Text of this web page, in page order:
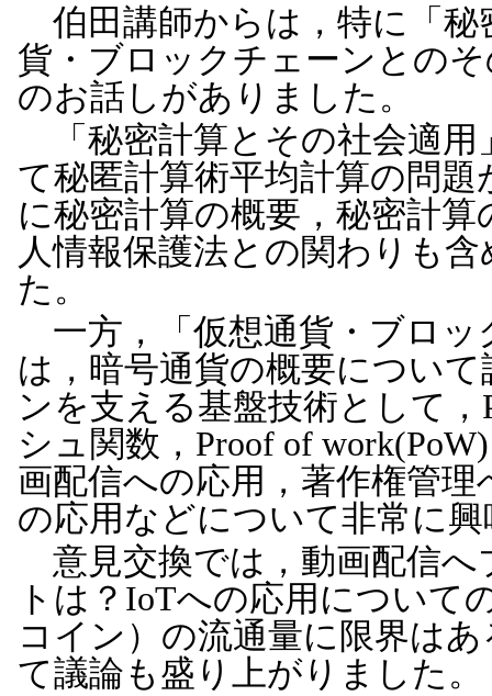
伯田講師からは，特に「秘
貨・ブロックチェーンとの
のお話しがありました。
「秘密計算とその社会適用
て秘匿計算術平均計算の問
に秘密計算の概要，秘密計
人情報保護法との関わりも
た。
一方，「仮想通貨・ブロッ
は，暗号通貨の概要につい
ンを支える基盤技術として
シュ関数，Proof of
画配信への応用，著作権管
の応用などについて非常に
意見交換では，動画配信へ
トは？IoTへの応用について
コイン）の流通量に限界は
て議論も盛り上がりました。